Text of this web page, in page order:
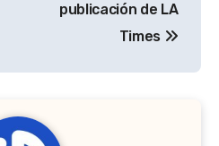
publicación de LA
Times